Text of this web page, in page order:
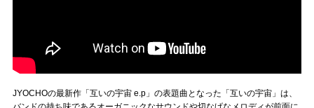
JYOCHOの最新作「互いの宇宙 e.p」の表題曲となった「互いの宇宙」は、